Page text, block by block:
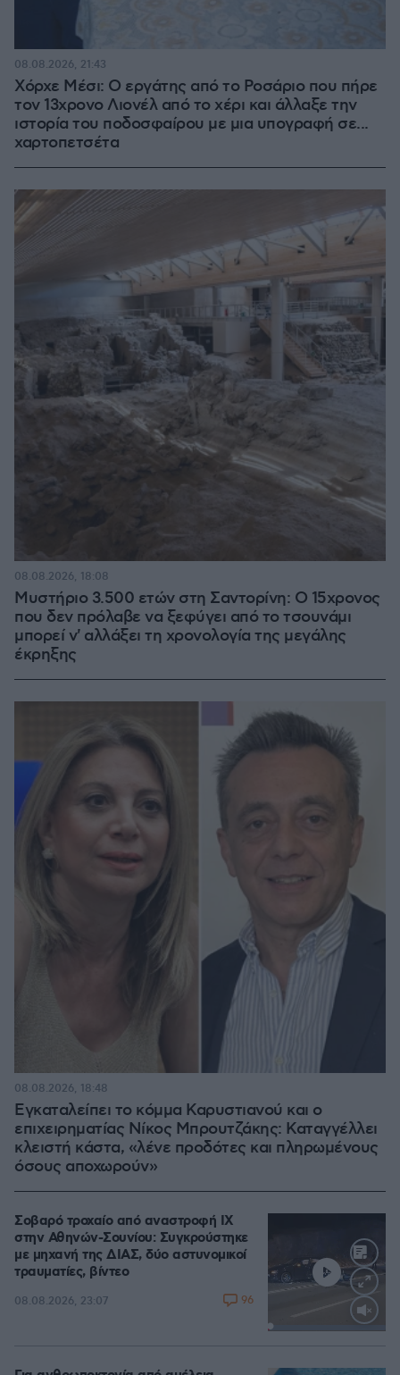
Χόρχε Μέσι: Ο εργάτης από το Ροσάριο που πήρε
τον 13χρονο Λιονέλ από το χέρι και άλλαξε την
ιστορία του ποδοσφαίρου με μια υπογραφή σε...
χαρτοπετσέτα
08.08.2026, 21:43
Μυστήριο 3.500 ετών στη Σαντορίνη: Ο 15χρονος
που δεν πρόλαβε να ξεφύγει από το τσουνάμι
μπορεί ν' αλλάξει τη χρονολογία της μεγάλης
έκρηξης
08.08.2026, 18:08
Εγκαταλείπει το κόμμα Καρυστιανού και ο
επιχειρηματίας Νίκος Μπρουτζάκης: Καταγγέλλει
κλειστή κάστα, «λένε προδότες και πληρωμένους
όσους αποχωρούν»
08.08.2026, 18:48
Σοβαρό τροχαίο από αναστροφή ΙΧ
στην Αθηνών-Σουνίου: Συγκρούστηκε
με μηχανή της ΔΙΑΣ, δύο αστυνομικοί
τραυματίες, βίντεο
08.08.2026, 23:07 96